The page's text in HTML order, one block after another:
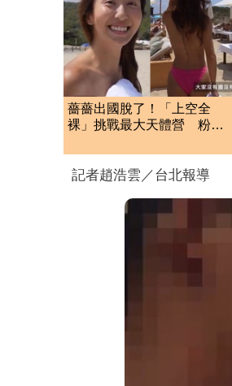
薔薔出國脫了！「上空全
裸」挑戰最大天體營 粉紅
記者趙浩雲／台北報導